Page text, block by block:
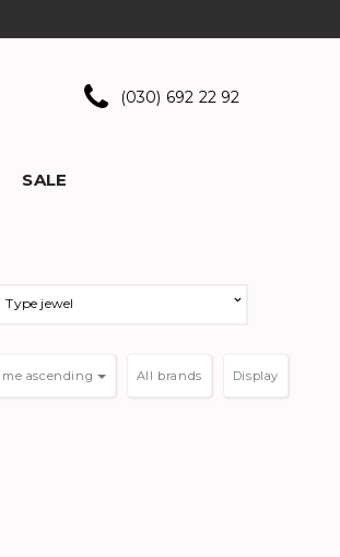
(030) 692 22 92
SALE
Type jewel
Display
ascending